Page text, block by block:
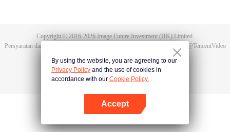
Copyright © 2016-2026Image Future Investment (HK) Limited.
Persyaratan dan Ketentuan
@TencentVideo
By using the website, you are agreeing to our
Privacy Policy and the use of cookies in
accordance with our Cookie Policy.
Accept